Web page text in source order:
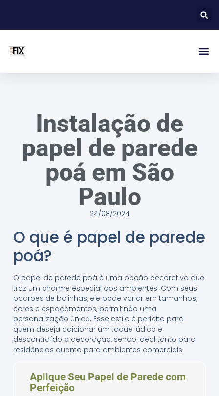
Instalação de
papel de parede
poá em São
Paulo
24/08/2024
O que é papel de parede
poá?
O papel de parede poá é uma opção decorativa que
traz um charme especial aos ambientes. Com seus
padrões de bolinhas, ele pode variar em tamanhos,
cores e espaçamentos, permitindo uma
personalização única. Esse estilo é perfeito para
quem deseja adicionar um toque lúdico e
descontraído à decoração, sendo ideal tanto para
residências quanto para ambientes comerciais.
Aplique Seu Papel de Parede com
Perfeição